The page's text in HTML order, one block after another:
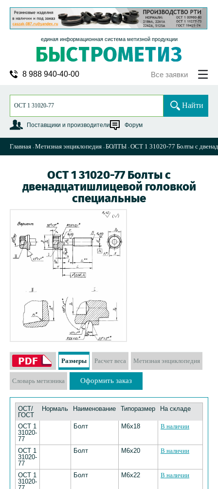
единая информационная система метизной продукции
8 988 940-40-00 Все заявки
Поставщики и производители Форум
Найти
Главная Метизная энциклопедия БОЛТЫ ОСТ 1 31020-77 Болты с
ОСТ 1 31020-77 Болты с
двенадцатишлицевой головкой
специальные
Размеры Расчет веса Метизная энциклопедия
Словарь метизника Оформить заказ
ОСТ/
ГОСТ
Нормаль Наименование Типоразмер На складе
ОСТ 1
31020-
77
Болт M6х18 В наличии
ОСТ 1
31020-
77
Болт M6х20 В наличии
ОСТ 1
31020-
Болт M6х22 В наличии